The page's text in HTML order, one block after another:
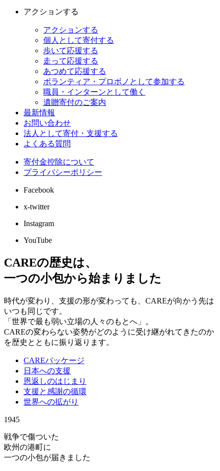
アクションする
アクションする
個人として寄付する
歩いて応援する
走って応援する
あつめて応援する
ボランティア・プロボノとして参加する
職員・インターンとして働く
遺贈寄付のご案内
最新情報
お問い合わせ
法人として寄付・支援する
よくある質問
寄付金控除について
プライバシーポリシー
Facebook
x-twitter
Instagram
YouTube
CAREの歴史は、
一つの小包から始まりました
時代が変わり、支援の形が変わっても、CAREが向かう先は
いつも同じです。
「世界で最も弱い立場の人々のもとへ」。
CAREの変わらない姿勢がどのように受け継がれてきたのか
を歴史とともに振り返ります。
CAREパッケージ
日本への支援
恩返しのはじまり
支援と感謝の循環
世界への拡がり
1945
戦争で傷ついた
欧州の港町に
一つの小包が届きました